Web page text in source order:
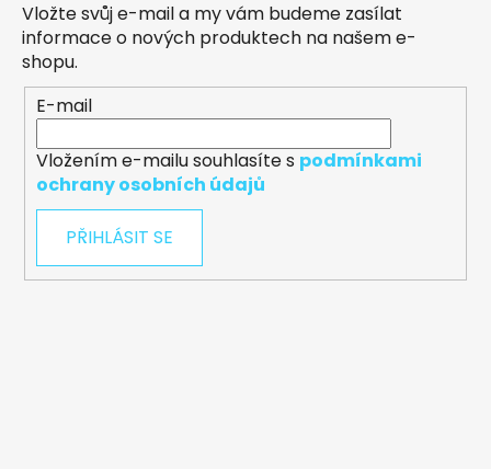
Vložte svůj e-mail a my vám budeme zasílat
informace o nových produktech na našem e-
shopu.
E-mail
Vložením e-mailu souhlasíte s podmínkami
ochrany osobních údajů
PŘIHLÁSIT SE